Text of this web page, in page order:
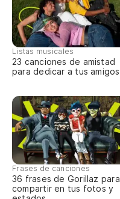
Listas musicales
23 canciones de amistad
para dedicar a tus amigos
Frases de canciones
36 frases de Gorillaz para
compartir en tus fotos y